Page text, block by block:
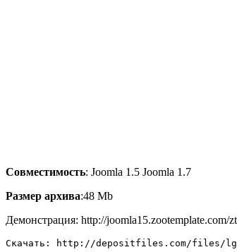
Совместимость: Joomla 1.5 Joomla 1.7
Размер архива:48 Mb
Демонстрация: http://joomla15.zootemplate.com/
Скачать: http://depositfiles.com/files/